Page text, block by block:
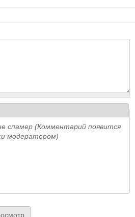
спамер (Комментарий появится
модератором)